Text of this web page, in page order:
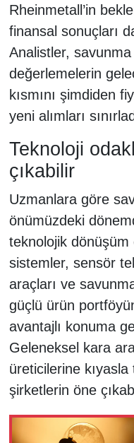
Rheinmetall’in
finansal sonuçları
Analistler,
değerlemelerin
kısmını şimdiden
yeni alımları
Teknoloji
çıkabilir
Uzmanlara göre
önümüzdeki
teknolojik
sistemler, sensör
araçları ve
güçlü ürün
avantajlı konuma
Geleneksel kara
üreticilerine
şirketlerin öne